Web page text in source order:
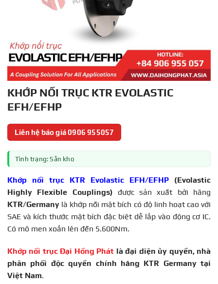
KHỚP NỐI TRỤC KTR EVOLASTIC
EFH/EFHP
Liên hệ báo giá 0906 955057
Tình trạng: Sẵn kho
Khớp nối trục KTR Evolastic EFH/EFHP (Evolastic
Highly Flexible Couplings) được sản xuất bởi hãng
KTR/Germany là khớp nối mặt bích có độ linh hoạt cao với
SAE và kích thước mặt bích đặc biệt dễ lắp vào động cơ IC.
Có mô men xoắn lên đến 5.600Nm.
Khớp nối trục Đại Hồng Phát là đại diện ủy quyền, nhà
phân phối độc quyền chính hãng KTR Germany tại
Việt Nam.